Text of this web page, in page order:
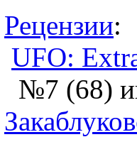
Рецензии:
UFO:
№7 (68)